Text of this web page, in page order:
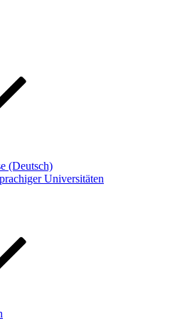
(Deutsch)
Universitäten